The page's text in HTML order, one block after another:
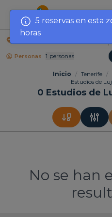
Personas 1 Personas
Inicio / Tenerife /
Estudios de
0 Estudios de
No se han
5 reservas en esta
horas